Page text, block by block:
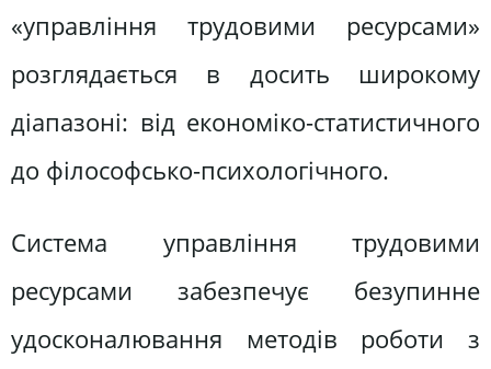
«управління трудовими ресурсами»
розглядається в досить широкому
діапазоні: від економіко-статистичного
до філософсько-психологічного.
Система управління трудовими
ресурсами забезпечує безупинне
удосконалювання методів роботи з